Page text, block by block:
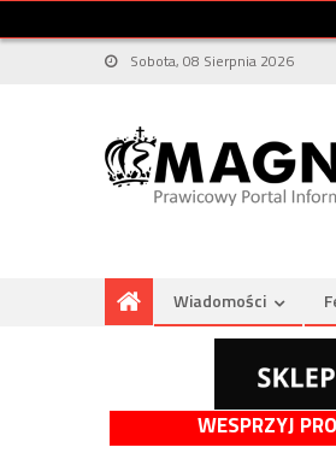
Sobota, 08 Sierpnia 2026
Wiadomości
WESPRZYJ